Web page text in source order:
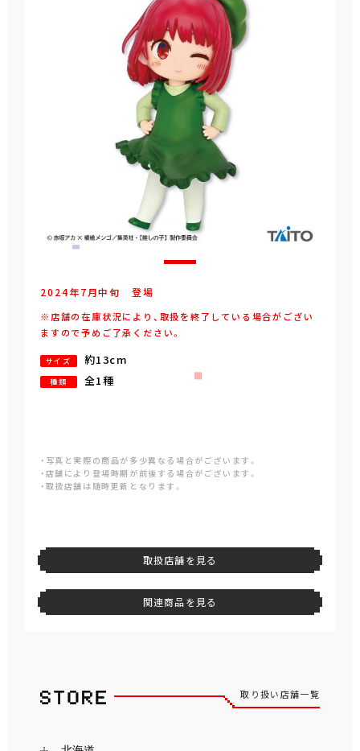
2024年7月中旬 登場
※店舗の在庫状況により、取扱を終了している場合がござい
ますので予めご了承ください。
サイズ 約13cm
種類 全1種
・写真と実際の商品が多少異なる場合がございます。
・店舗により登場時期が前後する場合がございます。
・取扱店舗は随時更新となります。
取扱店舗を見る
関連商品を見る
取り扱い店舗一覧